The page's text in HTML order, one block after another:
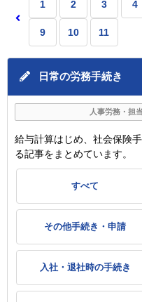
1 2 3 4
9 10 11
日常の労務手続き
人事労務・担
給与計算はじめ、社会保険
る記事をまとめています。
すべて
その他手続き・申請
入社・退社時の手続き